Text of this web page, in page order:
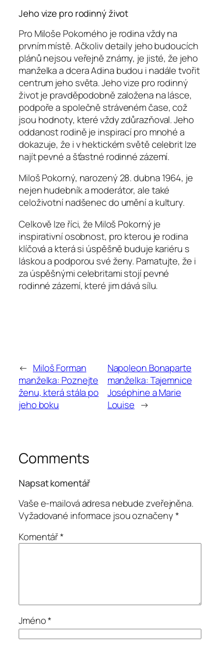
Jeho vize pro rodinný život
Pro Miloše Pokorného je rodina vždy na
prvním místě. Ačkoliv detaily jeho budoucích
plánů nejsou veřejně známy, je jisté, že jeho
manželka a dcera Adina budou i nadále tvořit
centrum jeho světa. Jeho vize pro rodinný
život je pravděpodobně založena na lásce,
podpoře a společně stráveném čase, což
jsou hodnoty, které vždy zdůrazňoval. Jeho
oddanost rodině je inspirací pro mnohé a
dokazuje, že i v hektickém světě celebrit lze
najít pevné a šťastné rodinné zázemí.
Miloš Pokorný, narozený 28. dubna 1964, je
nejen hudebník a moderátor, ale také
celoživotní nadšenec do umění a kultury.
Celkově lze říci, že Miloš Pokorný je
inspirativní osobnost, pro kterou je rodina
klíčová a která si úspěšně buduje kariéru s
láskou a podporou své ženy. Pamatujte, že i
za úspěšnými celebritami stojí pevné
rodinné zázemí, které jim dává sílu.
← Miloš Forman
manželka: Poznejte
ženu, která stála po
jeho boku
Napoleon Bonaparte
manželka: Tajemnice
Joséphine a Marie
Louise →
Comments
Napsat komentář
Vaše e-mailová adresa nebude zveřejněna.
Vyžadované informace jsou označeny*
Komentář*
Jméno*